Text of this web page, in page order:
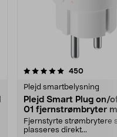
450
Plejd smartbelysning
Plejd Smart Plug on/
01 fjernstrømbryter
Bluetooth
Fjernstyrte strømbrytere
plasseres direkt...
5.0 av 5 stjerner